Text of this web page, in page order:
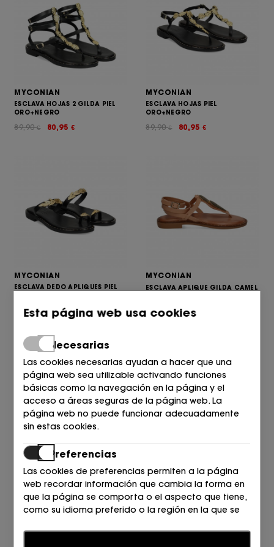
MYCONIAN
ESCLAVA HOJAS 2 GILDA PIEL
ORO+NEGRO
80,95 €
89,90€
MYCONIAN
ESCLAVA HOJAS PIEL
ORO+NEGRO
80,95 €
89,90€
MYCONIAN
ESCLAVA DEDO APLIQUES PIEL
77,00€
85,00€
MYCONIAN
ESCLAVA APLIQUE GILDA CAMEL
MYCONIAN
ESCLAVA APLIQUE GILDA
NEGRO
80,95
89,90
MYCONIAN
SANDALIA ENREJADA GILDA
NEGRO
64,95
Esta página web usa cookies
Necesarias
Las cookies necesarias ayudan a hacer que una
página web sea utilizable activando funciones
básicas como la navegación en la página y el
acceso a áreas seguras de la página web. La
página web no puede funcionar adecuadamente
sin estas cookies.
Preferencias
Las cookies de preferencias permiten a la página
web recordar información que cambia la forma en
que la página se comporta o el aspecto que tiene,
como su idioma preferido o la región en la que se